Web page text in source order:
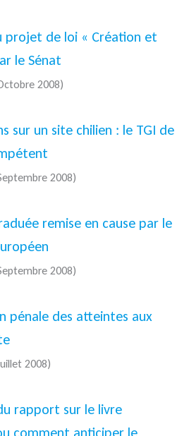
projet de loi « Création et
le Sénat
2008)
sur un site chilien : le TGI de
2008)
remise en cause par le
2008)
pénale des atteintes aux
2008)
rapport sur le livre
comment anticiper le